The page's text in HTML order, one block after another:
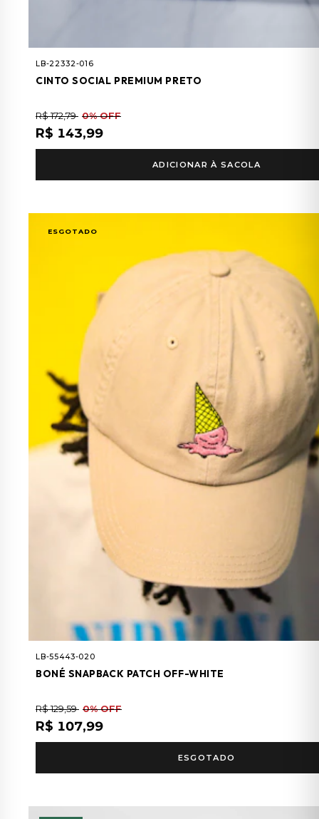
LB-22332-016
CINTO SOCIAL PREMIUM PRETO
R$ 172,79 0% OFF
R$ 143,99
ADICIONAR À SACOLA
ESGOTADO
LB-55443-020
BONÉ SNAPBACK PATCH OFF-WHITE
R$ 129,59 0% OFF
R$ 107,99
ESGOTADO